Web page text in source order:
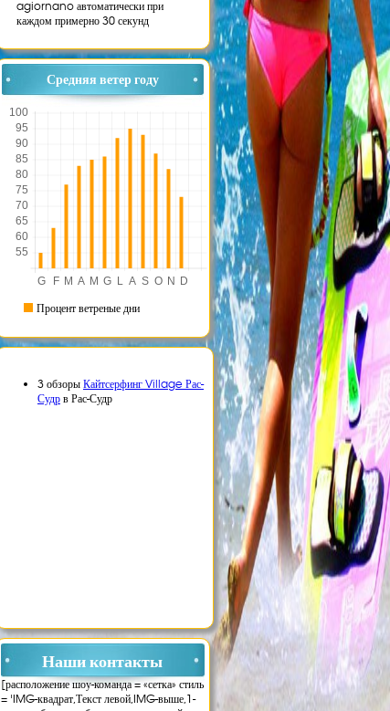
agiornano автоматически при
каждом примерно 30 секунд
Средняя ветер году
Процент ветреные дни
3 обзоры Кайтсерфинг Village Рас-
Судр в Рас-Судр
Наши контакты
[расположение шоу-команда = «сетка» стиль
= 'IMG-квадрат,Текст левой,IMG-выше,1-